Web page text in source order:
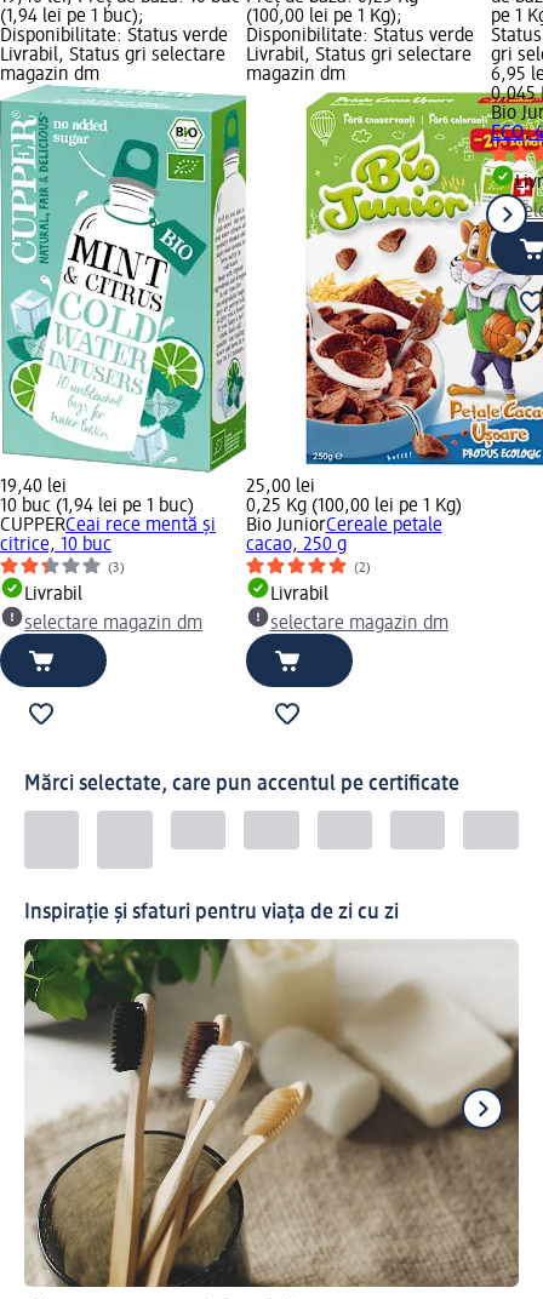
(1,94 lei pe 1 buc);
Disponibilitate: Status verde
Livrabil, Status gri selectare
magazin dm
19,40 lei
10 buc (1,94 lei pe 1 buc)
CUPPERCeai rece mentă și
citrice, 10 buc
(3)
Livrabil
selectare magazin dm
(100,00 lei pe 1 Kg);
Disponibilitate: Status verde
Livrabil, Status gri selectare
magazin dm
25,00 lei
0,25 Kg (100,00 lei pe 1 Kg)
Bio JuniorCereale petale
cacao, 250 g
(2)
Livrabil
selectare magazin dm
pe 1
gri
6,95
0,045
Bio
ECO,
Mărci selectate, care pun accentul pe certificate
Inspirație și sfaturi pentru viața de zi cu zi